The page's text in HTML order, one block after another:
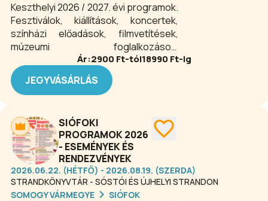
Keszthelyi 2026 / 2027. évi programok.
Fesztiválok, kiállítások, koncertek,
színházi előadások, filmvetítések,
múzeumi foglalkozások,
gasztronómiai programok,
sportesemények és még számos
szabadidős garantált- és fakultatív
programlehetőség várja Keszthelyen
is.
Ár:2900 Ft-tól18990 Ft-ig
JEGYVÁSÁRLÁS
SIÓFOKI
PROGRAMOK 2026
- ESEMÉNYEK ÉS
RENDEZVÉNYEK
2026.06.22. (HÉTFŐ) - 2026.08.19. (SZERDA)
STRANDKÖNYVTÁR - SÓSTÓI ÉS ÚJHELYI STRANDON
SOMOGY VÁRMEGYE
SIÓFOK